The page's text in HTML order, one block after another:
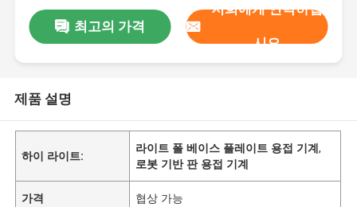
최고의 가격
저희에게 연락하십
시오
제품 설명
하이 라이트:
라이트 폴 베이스 플레이트 용접 기계,
로봇 기반 판 용접 기계
가격 협상 가능